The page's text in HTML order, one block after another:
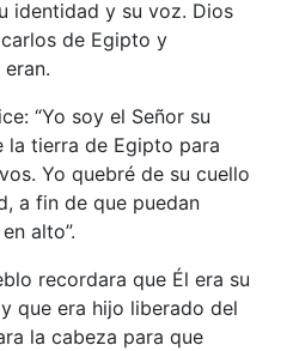
identidad y su voz. Dios
de Egipto y
“Yo soy el Señor su
la tierra de Egipto para
Yo quebré de su cuello
a fin de que puedan
alto”.
recordara que Él era su
que era hijo liberado del
la cabeza para que